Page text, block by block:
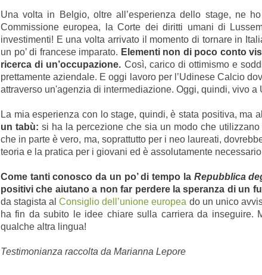
Una volta in Belgio, oltre all’esperienza dello stage, ne
Commissione europea, la Corte dei diritti umani di
investimenti! E una volta arrivato il momento di tornare in
un po’ di francese imparato. Elementi non di poco conto
ricerca di un’occupazione. Così, carico di ottimismo e
prettamente aziendale. E oggi lavoro per l’Udinese Calcio
attraverso un'agenzia di intermediazione. Oggi, quindi, vivo
La mia esperienza con lo stage, quindi, è stata positiva, ma
un tabù: si ha la percezione che sia un modo che
che in parte è vero, ma, soprattutto per i neo laureati,
teoria e la pratica per i giovani ed è assolutamente
Come tanti conosco da un po’ di tempo la Repubblica
positivi che aiutano a non far perdere la speranza di un
da stagista alConsiglio dell’unione europea do un unico
ha fin da subito le idee chiare sulla carriera da inseguire.
qualche altra lingua!
Testimonianza raccolta da Marianna Lepore